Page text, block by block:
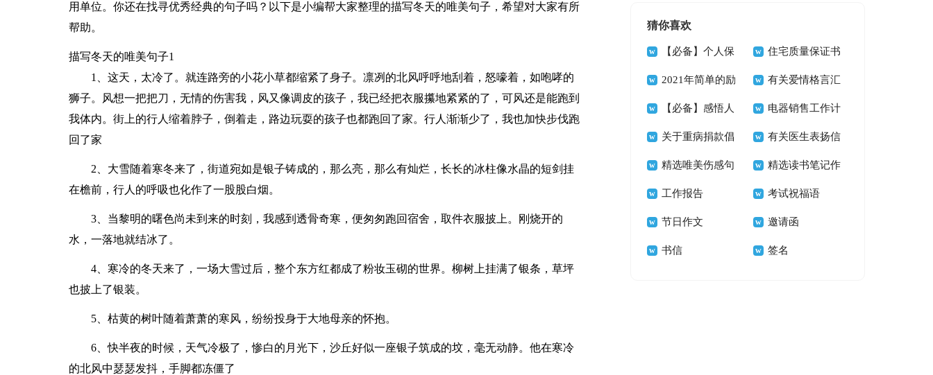
用单位。你还在找寻优秀经典的句子吗？以下是小编帮大家整理的描写冬天的唯美句子，希望对大家有所
帮助。
描写冬天的唯美句子1
1、这天，太冷了。就连路旁的小花小草都缩紧了身子。凛冽的北风呼呼地刮着，怒嚎着，如咆哮的
狮子。风想一把把刀，无情的伤害我，风又像调皮的孩子，我已经把衣服攥地紧紧的了，可风还是能跑到
我体内。街上的行人缩着脖子，倒着走，路边玩耍的孩子也都跑回了家。行人渐渐少了，我也加快步伐跑
回了家
2、大雪随着寒冬来了，街道宛如是银子铸成的，那么亮，那么有灿烂，长长的冰柱像水晶的短剑挂
在檐前，行人的呼吸也化作了一股股白烟。
3、当黎明的曙色尚未到来的时刻，我感到透骨奇寒，便匆匆跑回宿舍，取件衣服披上。刚烧开的
水，一落地就结冰了。
4、寒冷的冬天来了，一场大雪过后，整个东方红都成了粉妆玉砌的世界。柳树上挂满了银条，草坪
也披上了银装。
5、枯黄的树叶随着萧萧的寒风，纷纷投身于大地母亲的怀抱。
6、快半夜的时候，天气冷极了，惨白的月光下，沙丘好似一座银子筑成的坟，毫无动静。他在寒冷
的北风中瑟瑟发抖，手脚都冻僵了
猜你喜欢
【必备】个人保
证书三篇
住宅质量保证书
九篇
2021年简单的励
志座右铭锦集67句
有关爱情格言汇
总74句
【必备】感悟人
生的格言合集60句
电器销售工作计
划
关于重病捐款倡
议书集锦6篇
有关医生表扬信
四篇
精选唯美伤感句
子45条
精选读书笔记作
文三篇
工作报告 考试祝福语
节日作文 邀请函
书信 签名